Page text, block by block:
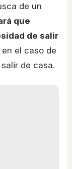
de un
que
de salir
en el caso de
de casa.